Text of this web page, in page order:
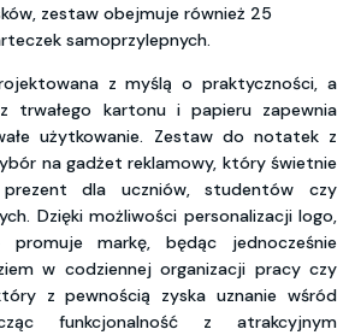
zestaw obejmuje również 25
samoprzylepnych.
z myślą o praktyczności, a
trwałego kartonu i papieru zapewnia
użytkowanie. Zestaw do notatek z
na gadżet reklamowy, który świetnie
dla uczniów, studentów czy
Dzięki możliwości personalizacji logo,
promuje markę, będąc jednocześnie
w codziennej organizacji pracy czy
z pewnością zyska uznanie wśród
funkcjonalność z atrakcyjnym